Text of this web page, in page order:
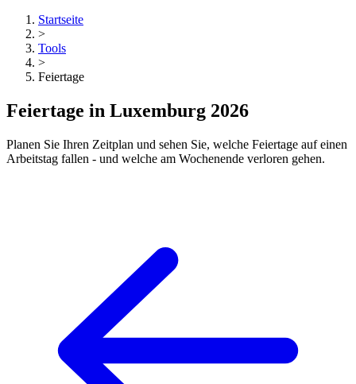
Startseite
>
Tools
>
Feiertage
Feiertage in Luxemburg 2026
Planen Sie Ihren Zeitplan und sehen Sie, welche Feiertage auf einen
Arbeitstag fallen - und welche am Wochenende verloren gehen.